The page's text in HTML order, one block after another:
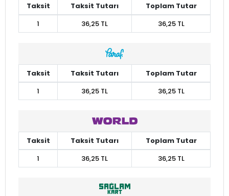
Taksit Taksit Tutarı
Toplam Tutar
1
36,25 TL 36,25 TL
Taksit Taksit Tutarı
Toplam Tutar
1
36,25 TL 36,25 TL
Taksit Taksit Tutarı
Toplam Tutar
1
36,25 TL 36,25 TL